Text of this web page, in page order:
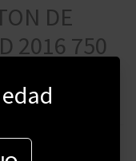
DE
2016 750